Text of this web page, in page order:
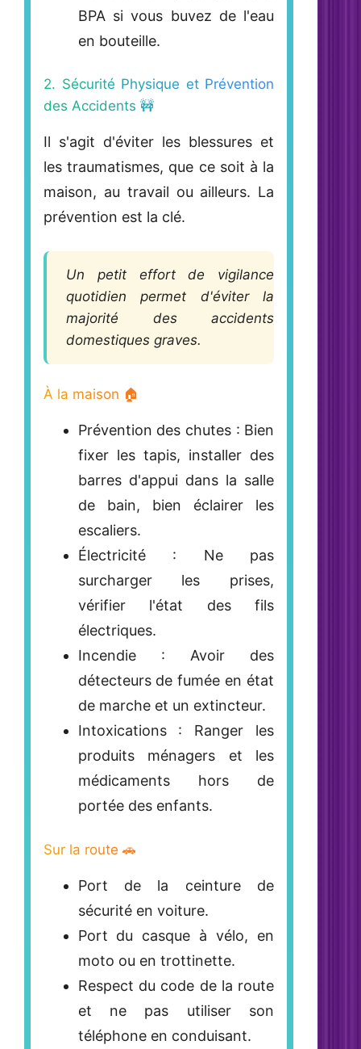
BPA si vous buvez de l'eau
en bouteille.
2. Sécurité Physique et Prévention
des Accidents 🚧
Il s'agit d'éviter les blessures et
les traumatismes, que ce soit à la
maison, au travail ou ailleurs. La
prévention est la clé.
Un petit effort de vigilance
quotidien permet d'éviter la
majorité des accidents
domestiques graves.
À la maison 🏠
Prévention des chutes: Bien
fixer les tapis, installer des
barres d'appui dans la salle
de bain, bien éclairer les
escaliers.
Électricité : Ne pas
surcharger les prises,
vérifier l'état des fils
électriques.
Incendie : Avoir des
détecteurs de fumée en état
de marche et un extincteur.
Intoxications: Ranger les
produits ménagers et les
médicaments hors de
portée des enfants.
Sur la route 🚗
Port de la ceinture de
sécuritéen voiture.
Port du casque à vélo, en
moto ou en trottinette.
Respect du code de la route
et ne pas utiliser son
téléphone en conduisant.